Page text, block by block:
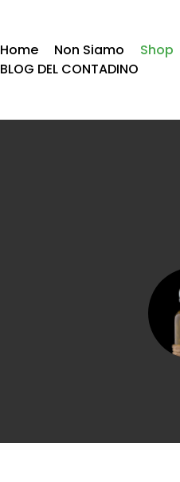
Home Non Siamo Shop
BLOG DEL CONTADINO